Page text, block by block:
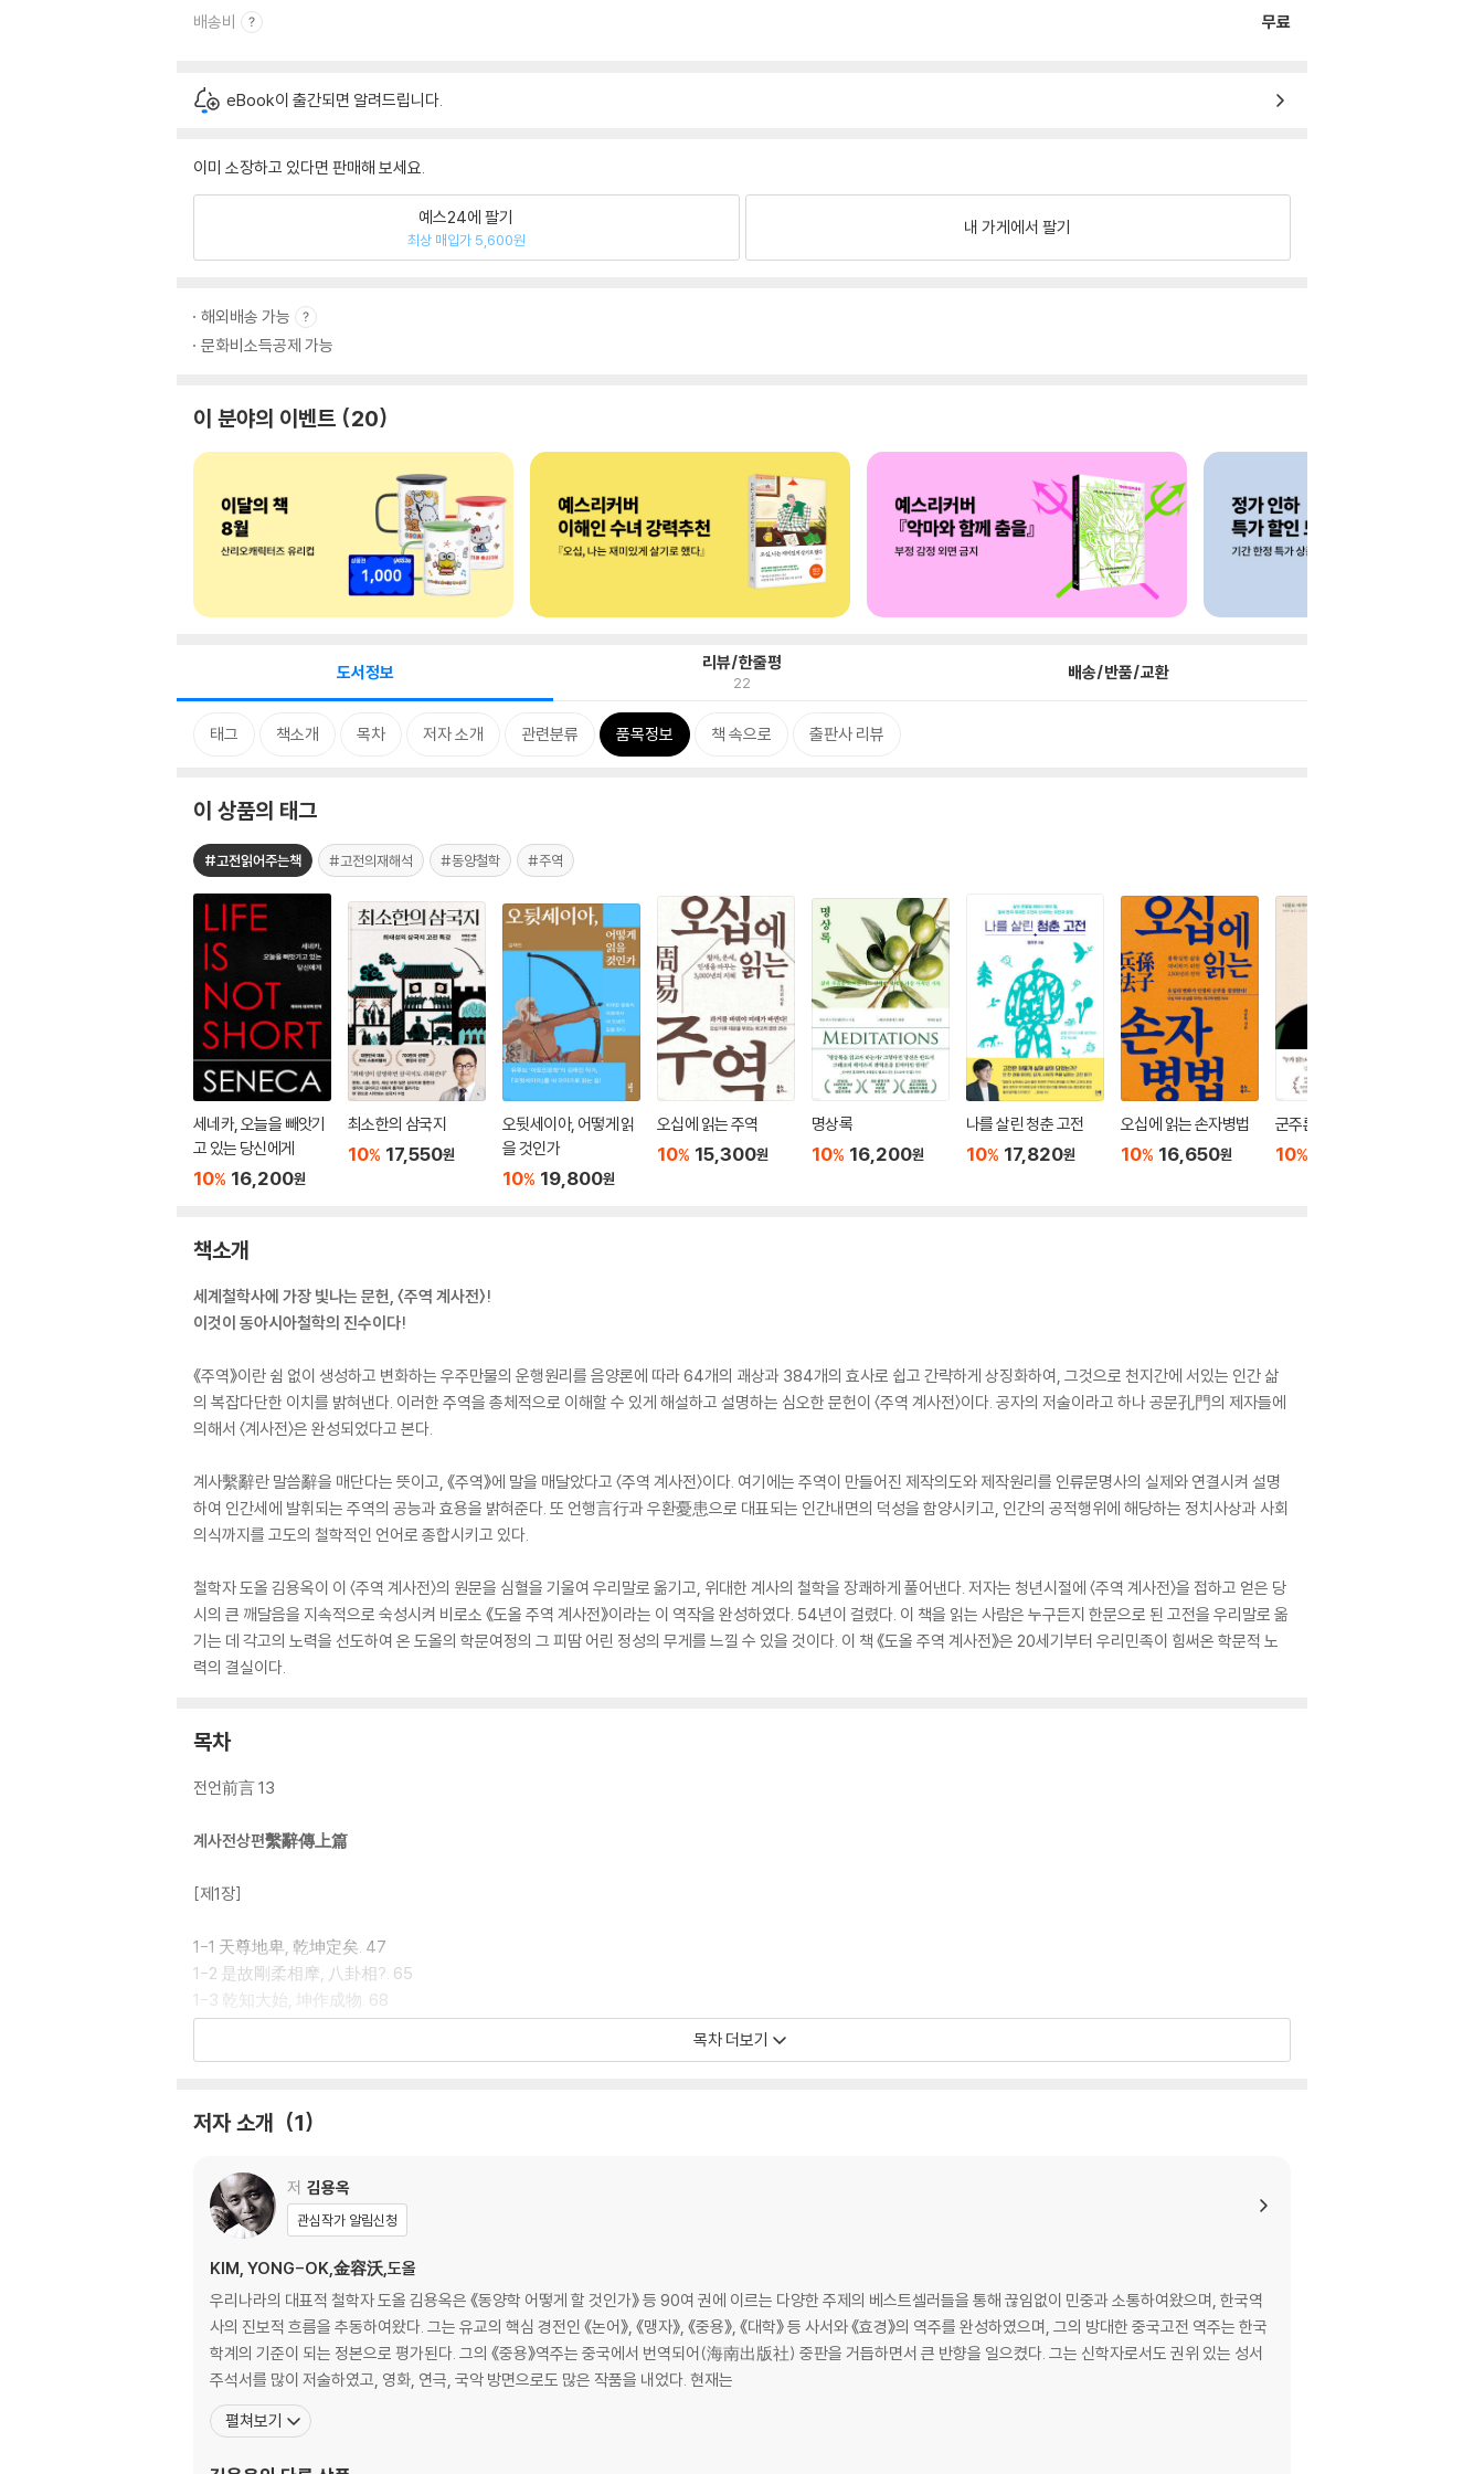
배송비 무료
eBook이 출간되면 알려드립니다.
이미 소장하고 있다면 판매해 보세요.
예스24에 팔기
최상 매입가 5,600원
내 가게에서 팔기
해외배송 가능
문화비소득공제 가능
이 분야의 이벤트 20
도서정보 리뷰/한줄평
22 배송/반품/교환
태그 책소개 목차 저자 소개 관련분류 품목정보 책 속으로 출판사 리뷰
이 상품의 태그
#고전읽어주는책 #고전의재해석 #동양철학 #주역
세네카, 오늘을 빼앗기
고 있는 당신에게
10% 16,200원
최소한의 삼국지
10% 17,550원
오뒷세이아, 어떻게 읽
을 것인가
10% 19,800원
오십에 읽는 주역
10% 15,300원
명상록
10% 16,200원
나를 살린 청춘 고전
10% 17,820원
오십에 읽는 손자병법
10% 16,650원
군주론
10%
책소개
세계철학사에 가장 빛나는 문헌, 〈주역 계사전〉!
이것이 동아시아철학의 진수이다!
《주역》이란 쉼 없이 생성하고 변화하는 우주만물의 운행원리를 음양론에 따라 64개의 괘상과 384개의 효사로 쉽고 간략하게 상징화하여, 그것으로 천지간에 서있는 인간 삶
의 복잡다단한 이치를 밝혀낸다. 이러한 주역을 총체적으로 이해할 수 있게 해설하고 설명하는 심오한 문헌이 〈주역 계사전〉이다. 공자의 저술이라고 하나 공문孔門의 제자들에
의해서 〈계사전〉은 완성되었다고 본다.
계사繫辭란 말씀辭을 매단다는 뜻이고, 《주역》에 말을 매달았다고 〈주역 계사전〉이다. 여기에는 주역이 만들어진 제작의도와 제작원리를 인류문명사의 실제와 연결시켜 설명
하여 인간세에 발휘되는 주역의 공능과 효용을 밝혀준다. 또 언행言行과 우환憂患으로 대표되는 인간내면의 덕성을 함양시키고, 인간의 공적행위에 해당하는 정치사상과 사회
의식까지를 고도의 철학적인 언어로 종합시키고 있다.
철학자 도올 김용옥이 이 〈주역 계사전〉의 원문을 심혈을 기울여 우리말로 옮기고, 위대한 계사의 철학을 장쾌하게 풀어낸다. 저자는 청년시절에 〈주역 계사전〉을 접하고 얻은 당
시의 큰 깨달음을 지속적으로 숙성시켜 비로소 《도올 주역 계사전》이라는 이 역작을 완성하였다. 54년이 걸렸다. 이 책을 읽는 사람은 누구든지 한문으로 된 고전을 우리말로 옮
기는 데 각고의 노력을 선도하여 온 도올의 학문여정의 그 피땀 어린 정성의 무게를 느낄 수 있을 것이다. 이 책 《도올 주역 계사전》은 20세기부터 우리민족이 힘써온 학문적 노
력의 결실이다.
목차
전언前言 13
계사전상편繫辭傳上篇
[제1장]
1-1 天尊地卑, 乾坤定矣. 47
1-2 是故剛柔相摩, 八卦相?. 65
1-3 乾知大始, 坤作成物. 68
2-2 是故君子所居而安者, 易之序也; 78
[제3장]
3-1 彖者, 言乎象者也. 85
3-2 是故列貴賤者, 存乎位; 89
[제4장]
4-1 易與天地準, 93
4-3 範圍天地之化而不過, 106
목차 더보기
저자 소개 1
저 김용옥
관심작가 알림신청
KIM, YONG-OK,金容沃,도올
우리나라의 대표적 철학자 도올 김용옥은 《동양학 어떻게 할 것인가》 등 90여 권에 이르는 다양한 주제의 베스트셀러들을 통해 끊임없이 민중과 소통하여왔으며, 한국역
사의 진보적 흐름을 추동하여왔다. 그는 유교의 핵심 경전인 《논어》, 《맹자》, 《중용》, 《대학》 등 사서와 《효경》의 역주를 완성하였으며, 그의 방대한 중국고전 역주는 한국
학계의 기준이 되는 정본으로 평가된다. 그의 《중용》역주는 중국에서 번역되어(海南出版社) 중판을 거듭하면서 큰 반향을 일으켰다. 그는 신학자로서도 권위 있는 성서
주석서를 많이 저술하였고, 영화, 연극, 국악 방면으로도 많은 작품을 내었다. 현재는
펼쳐보기